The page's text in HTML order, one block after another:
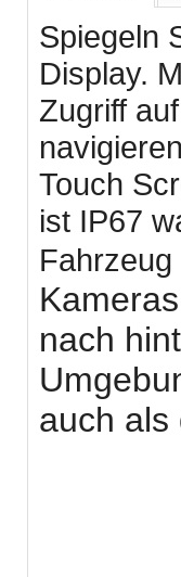
Spiegeln
Display.
Zugriff
Touch
ist IP67
Fahrzeug
nach
auch als